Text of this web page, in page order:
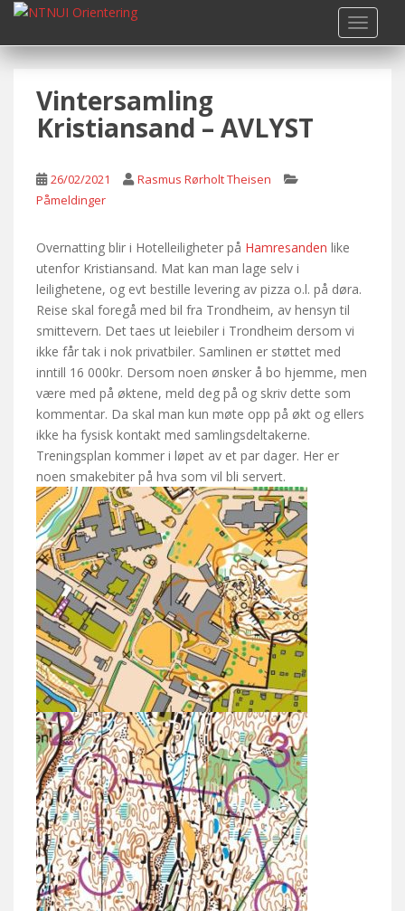
i
Vintersamling
Kristiansand – AVLYST
26/02/2021
Rasmus Rørholt Theisen
Påmeldinger
Overnatting blir i Hotelleiligheter på Hamresanden like
utenfor Kristiansand. Mat kan man lage selv i
leilighetene, og evt bestille levering av pizza o.l. på døra.
Reise skal foregå med bil fra Trondheim, av hensyn til
smittevern. Det taes ut leiebiler i Trondheim dersom vi
ikke får tak i nok privatbiler. Samlinen er støttet med
inntill 16 000kr. Dersom noen ønsker å bo hjemme, men
være med på øktene, meld deg på og skriv dette som
kommentar. Da skal man kun møte opp på økt og ellers
ikke ha fysisk kontakt med samlingsdeltakerne.
Treningsplan kommer i løpet av et par dager. Her er
noen smakebiter på hva som vil bli servert.